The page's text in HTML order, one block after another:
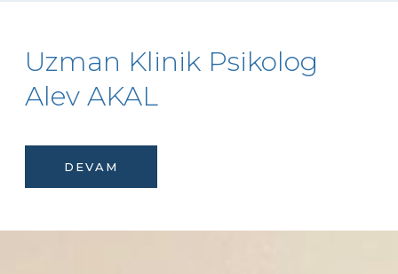
Uzman Klinik Psikolog
Alev AKAL
DEVAM